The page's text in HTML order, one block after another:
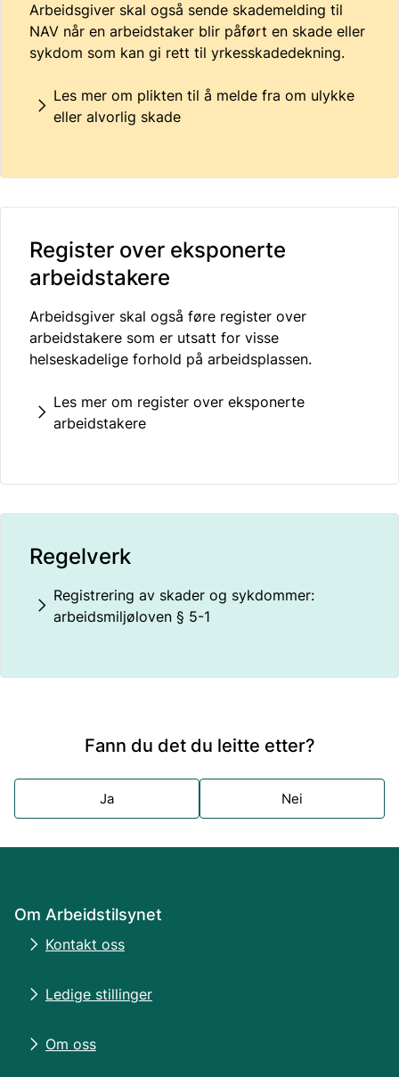
Arbeidsgiver skal også sende skademelding til
NAV når en arbeidstaker blir påført en skade eller
sykdom som kan gi rett til yrkesskadedekning.
Les mer om plikten til å melde fra om ulykke
eller alvorlig skade
Register over eksponerte
arbeidstakere
Arbeidsgiver skal også føre register over
arbeidstakere som er utsatt for visse
helseskadelige forhold på arbeidsplassen.
Les mer om register over eksponerte
arbeidstakere
Regelverk
Registrering av skader og sykdommer:
arbeidsmiljøloven § 5-1
Fann du det du leitte etter?
Ja Nei
Om Arbeidstilsynet
Kontakt oss
Ledige stillinger
Om oss